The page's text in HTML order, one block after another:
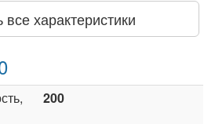
все характеристики
200